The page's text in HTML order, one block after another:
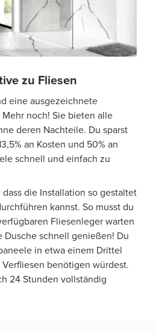
zu Fliesen
eine ausgezeichnete
noch! Sie bieten alle
deren Nachteile. Du sparst
an Kosten und 50% an
schnell und einfach zu
die Installation so gestaltet
kannst. So musst du
Fliesenleger warten
Dusche schnell genießen! Du
in etwa einem Drittel
benötigen würdest.
24 Stunden vollständig